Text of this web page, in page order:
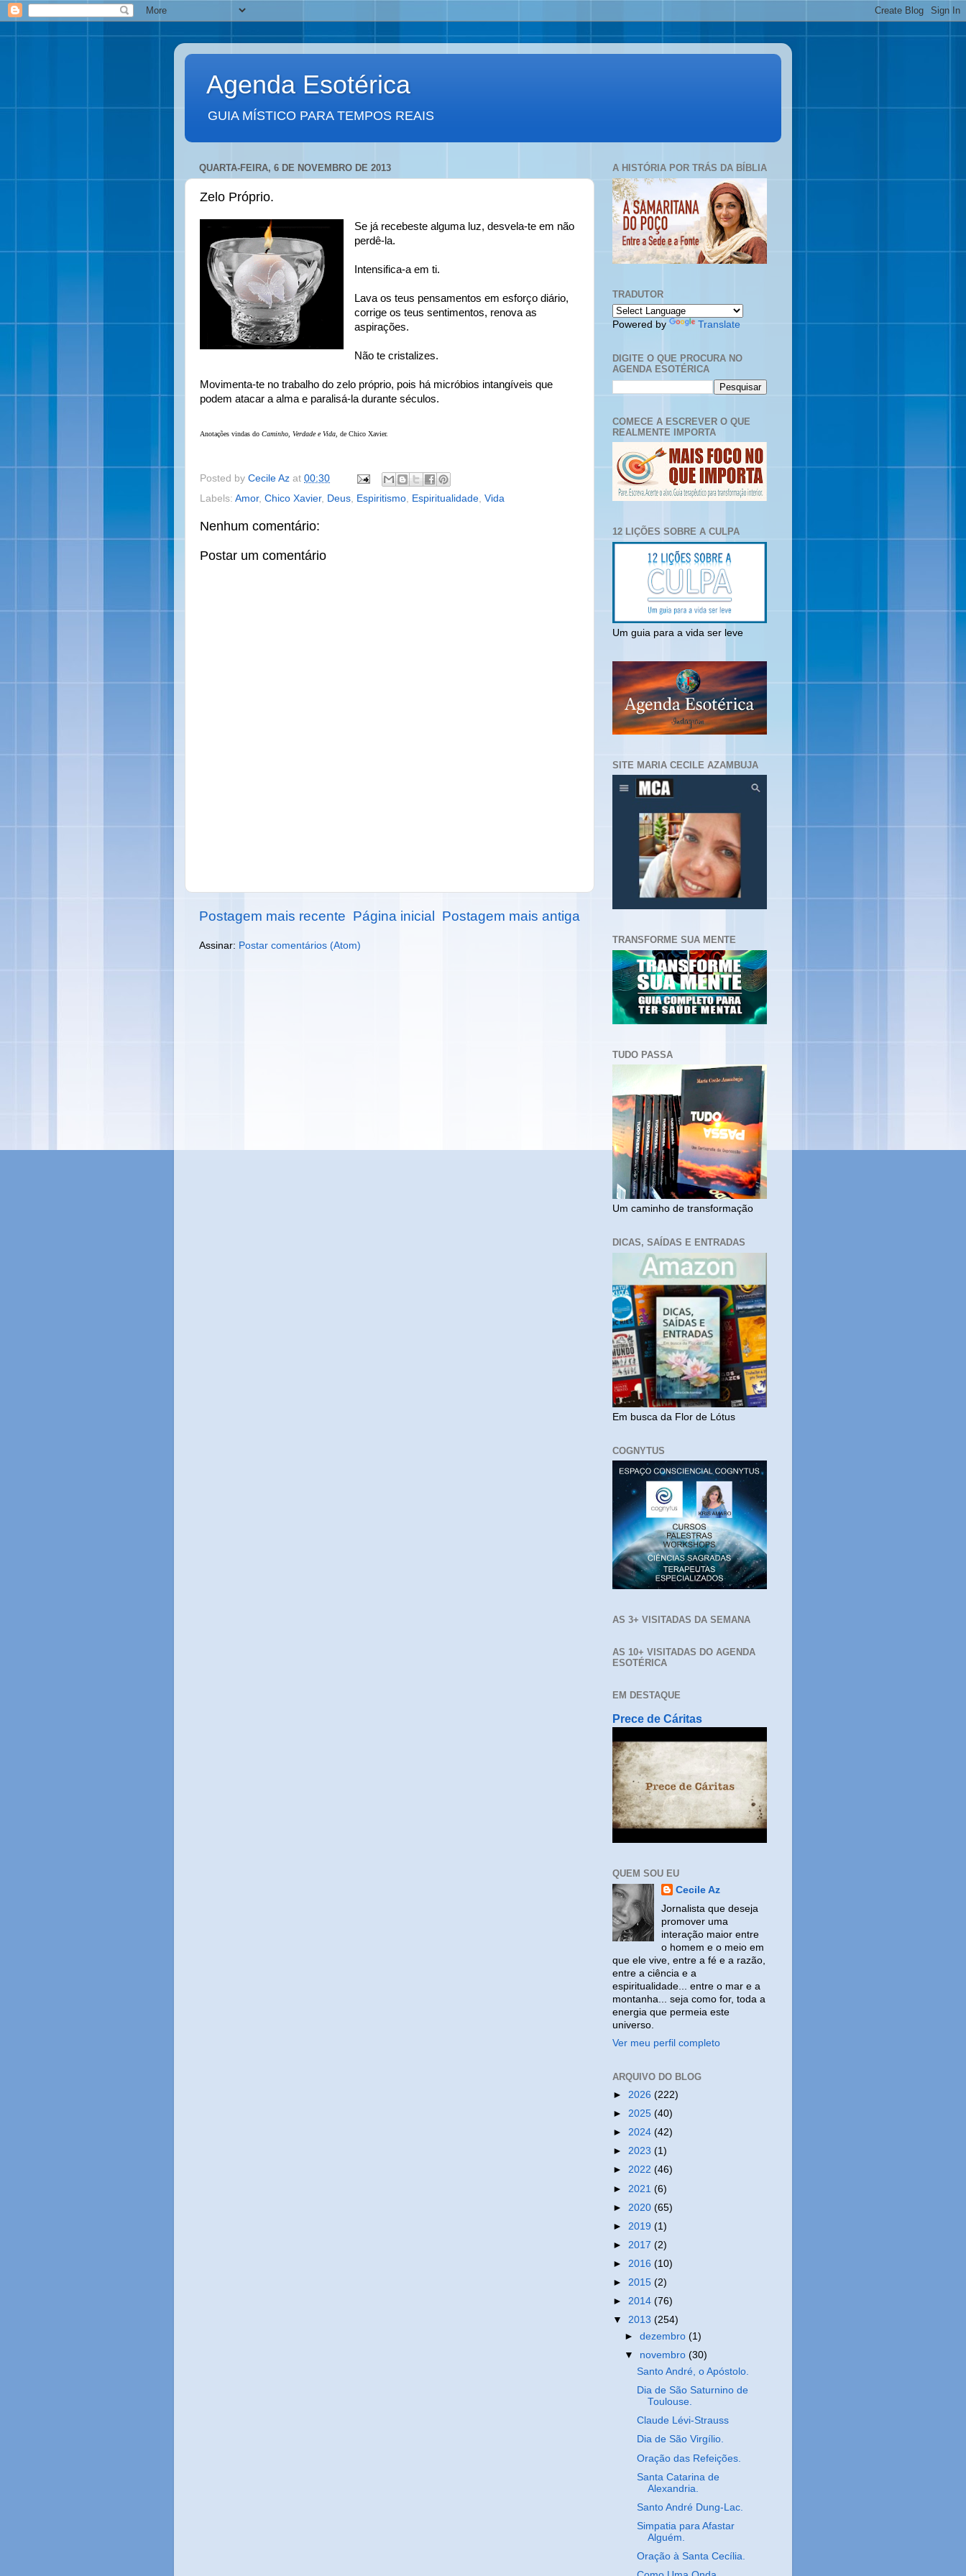
Agenda Esotérica
GUIA MÍSTICO PARA TEMPOS REAIS
QUARTA-FEIRA, 6 DE NOVEMBRO DE 2013
Zelo Próprio.
Se já recebeste alguma luz, desvela-te em não
perdê-la.
Intensifica-a em ti.
Lava os teus pensamentos em esforço diário,
corrige os teus sentimentos, renova as
aspirações.
Não te cristalizes.
Movimenta-te no trabalho do zelo próprio, pois há micróbios intangíveis que
podem atacar a alma e paralisá-la durante séculos.
Anotações vindas do Caminho, Verdade e Vida, de Chico Xavier.
Posted by Cecile Az at 00:30
Labels: Amor, Chico Xavier, Deus, Espiritismo, Espiritualidade, Vida
Nenhum comentário:
Postar um comentário
Postagem mais recente Postagem mais antiga
Página inicial
Assinar: Postar comentários (Atom)
A HISTÓRIA POR TRÁS DA BÍBLIA
TRADUTOR
Powered by Translate
DIGITE O QUE PROCURA NO
AGENDA ESOTÉRICA
COMECE A ESCREVER O QUE
REALMENTE IMPORTA
12 LIÇÕES SOBRE A CULPA
Um guia para a vida ser leve
SITE MARIA CECILE AZAMBUJA
TRANSFORME SUA MENTE
TUDO PASSA
Um caminho de transformação
DICAS, SAÍDAS E ENTRADAS
Em busca da Flor de Lótus
COGNYTUS
AS 3+ VISITADAS DA SEMANA
AS 10+ VISITADAS DO AGENDA
ESOTÉRICA
EM DESTAQUE
Prece de Cáritas
QUEM SOU EU
Cecile Az
Jornalista que deseja
promover uma
interação maior entre
o homem e o meio em
que ele vive, entre a fé e a razão,
entre a ciência e a
espiritualidade... entre o mar e a
montanha... seja como for, toda a
energia que permeia este
universo.
Ver meu perfil completo
ARQUIVO DO BLOG
► 2026 (222)
► 2025 (40)
► 2024 (42)
► 2023 (1)
► 2022 (46)
► 2021 (6)
► 2020 (65)
► 2019 (1)
► 2017 (2)
► 2016 (10)
► 2015 (2)
► 2014 (76)
▼ 2013 (254)
►dezembro(1)
▼ novembro(30)
Santo André, o Apóstolo.
Dia de São Saturnino de
Toulouse.
Claude Lévi-Strauss
Dia de São Virgílio.
Oração das Refeições.
Santa Catarina de
Alexandria.
Santo André Dung-Lac.
Simpatia para Afastar
Alguém.
Oração à Santa Cecília.